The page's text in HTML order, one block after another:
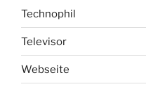
Technophil
Televisor
Webseite